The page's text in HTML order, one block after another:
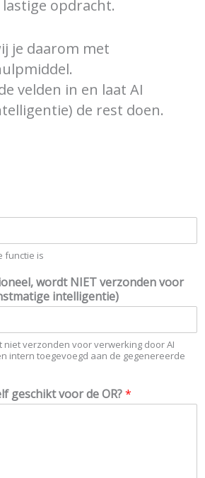
opdracht.
je daarom met
velden in en laat AI
de rest doen.
functie is
wordt NIET verzonden voor
intelligentie)
verzonden voor verwerking door AI
intern toegevoegd aan de gegenereerde
geschikt voor de OR?*